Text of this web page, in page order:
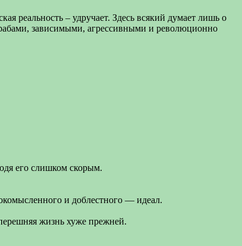
реальность – удручает. Здесь всякий думает лишь о
зависимыми, агрессивными и революционно
его слишком скорым.
и доблестного — идеал.
жизнь хуже прежней.